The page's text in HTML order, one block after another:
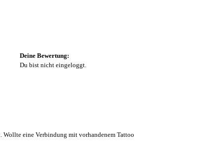
Deine Bewertung:
Du bist nicht eingeloggt.
eine Verbindung mit vorhandenem Tattoo